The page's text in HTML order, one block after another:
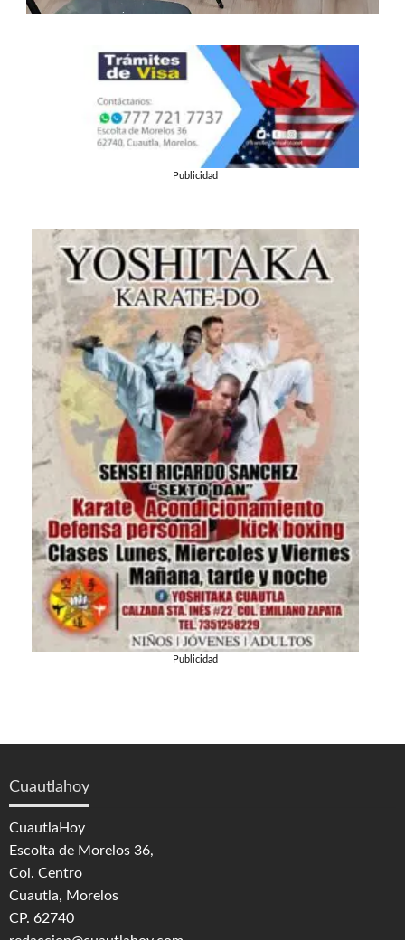
Publicidad
Publicidad
Cuautlahoy
CuautlaHoy
Escolta de Morelos 36,
Col. Centro
Cuautla, Morelos
CP. 62740